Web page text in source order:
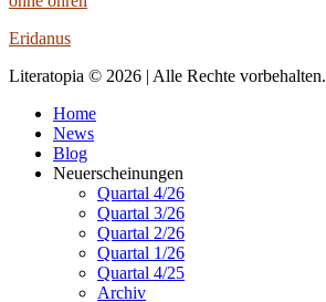
Eridanus
Literatopia © 2026 | Alle Rechte vorbehalten.
Home
News
Blog
Neuerscheinungen
Quartal 4/26
Quartal 3/26
Quartal 2/26
Quartal 1/26
Quartal 4/25
Archiv